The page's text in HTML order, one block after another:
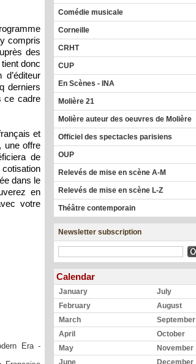
compris
des
donc
derniers
ce cadre
et
une offre
de
dans le
en
votre
Era -
Comédie musicale
Corneille
CRHT
CUP
En Scènes - INA
Molière 21
Molière auteur des oeuvres de Molière
Officiel des spectacles parisiens
OUP
Relevés de mise en scène A-M
Relevés de mise en scène L-Z
Théâtre contemporain
Newsletter subscription
Calendar
January
February
March
April
May
June
July
August
September
October
November
December